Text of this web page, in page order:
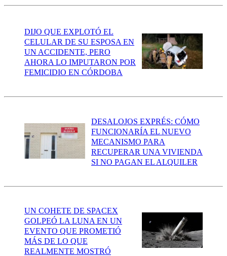
DIJO QUE EXPLOTÓ EL
CELULAR DE SU ESPOSA EN
UN ACCIDENTE, PERO
AHORA LO IMPUTARON POR
FEMICIDIO EN CÓRDOBA
DESALOJOS EXPRÉS: CÓMO
FUNCIONARÍA EL NUEVO
MECANISMO PARA
RECUPERAR UNA VIVIENDA
SI NO PAGAN EL ALQUILER
UN COHETE DE SPACEX
GOLPEÓ LA LUNA EN UN
EVENTO QUE PROMETIÓ
MÁS DE LO QUE
REALMENTE MOSTRÓ